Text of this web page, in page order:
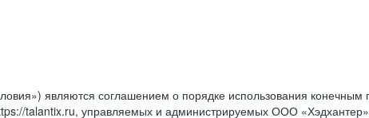
являются соглашением о порядке использования конечным
talantix.ru, управляемых и администрируемых ООО